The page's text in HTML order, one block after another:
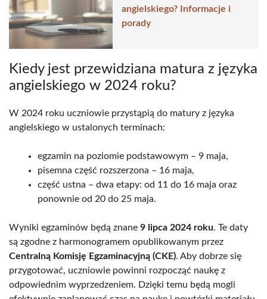
angielskiego? Informacje i
porady
Kiedy jest przewidziana matura z języka
angielskiego w 2024 roku?
W 2024 roku uczniowie przystąpią do matury z języka
angielskiego w ustalonych terminach:
egzamin na poziomie podstawowym – 9 maja,
pisemna część rozszerzona – 16 maja,
część ustna – dwa etapy: od 11 do 16 maja oraz
ponownie od 20 do 25 maja.
Wyniki egzaminów będą znane 9 lipca 2024 roku. Te daty
są zgodne z harmonogramem opublikowanym przez
Centralną Komisję Egzaminacyjną (CKE). Aby dobrze się
przygotować, uczniowie powinni rozpocząć naukę z
odpowiednim wyprzedzeniem. Dzięki temu będą mogli